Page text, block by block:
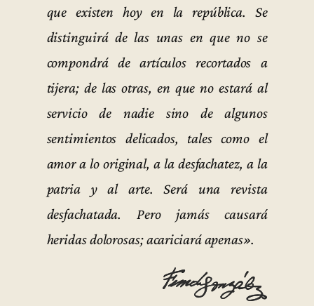
que existen hoy en la república. Se
distinguirá de las unas en que no se
compondrá de artículos recortados a
tijera; de las otras, en que no estará al
servicio de nadie sino de algunos
sentimientos delicados, tales como el
amor a lo original, a la desfachatez, a la
patria y al arte. Será una revista
desfachatada. Pero jamás causará
heridas dolorosas; acariciará apenas».